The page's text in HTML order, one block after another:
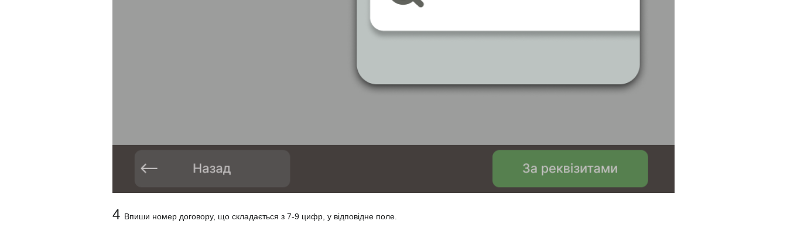
4 Впиши номер договору, що складається з 7-9 цифр, у відповідне поле.